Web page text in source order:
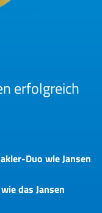
erfolgreich
Duo wie Jansen
das Jansen